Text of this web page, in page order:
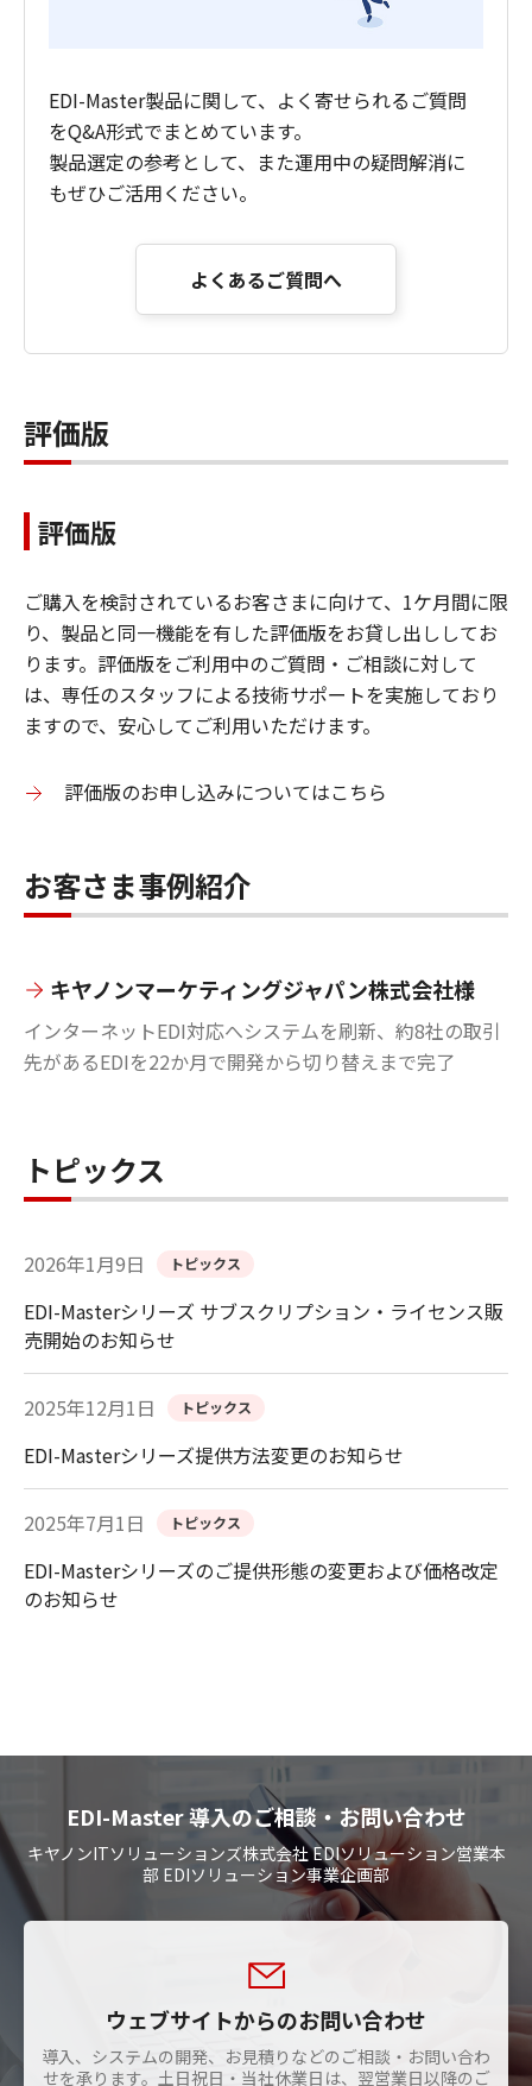
EDI-Master製品に関して、よく寄せられるご質問
をQ&A形式でまとめています。
​製品選定の参考として、また運用中の疑問解消に
もぜひご活用ください。
よくあるご質問へ
評価版
評価版
ご購入を検討されているお客さまに向けて、1ケ月間に限
り、製品と同一機能を有した評価版をお貸し出ししてお
ります。評価版をご利用中のご質問・ご相談に対して
は、専任のスタッフによる技術サポートを実施しており
ますので、安心してご利用いただけます。
評価版のお申し込みについてはこちら
お客さま事例紹介
キヤノンマーケティングジャパン株式会社様
インターネットEDI対応へシステムを刷新、約8社の取引
先があるEDIを22か月で開発から切り替えまで完了
トピックス
2026年1月9日 トピックス
EDI-Masterシリーズ サブスクリプション・ライセンス販
売開始のお知らせ
2025年12月1日 トピックス
EDI-Masterシリーズ提供方法変更のお知らせ
2025年7月1日 トピックス
EDI-Masterシリーズのご提供形態の変更および価格改定
のお知らせ
EDI-Master 導入のご相談・お問い合わせ
キヤノンITソリューションズ株式会社 EDIソリューション営業本
部 EDIソリューション事業企画部
ウェブサイトからのお問い合わせ
導入、システムの開発、お見積りなどのご相談・お問い合わ
せを承ります。土日祝日・当社休業日は、翌営業日以降のご